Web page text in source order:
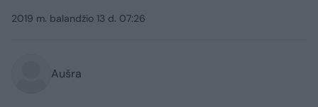
2019 m. balandžio 13 d. 07:26
Aušra